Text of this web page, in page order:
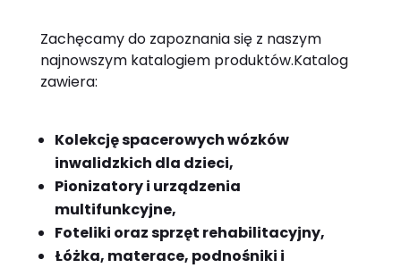
Zachęcamy do zapoznania się z naszym
najnowszym katalogiem produktów.Katalog
zawiera:
Kolekcję spacerowych wózków
inwalidzkich dla dzieci,
Pionizatory i urządzenia
multifunkcyjne,
Foteliki oraz sprzęt rehabilitacyjny,
Łóżka, materace, podnośniki i